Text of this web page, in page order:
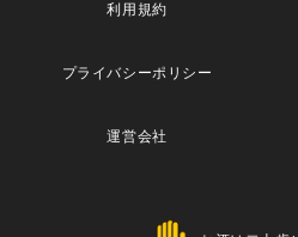
利用規約
プライバシーポリシー
運営会社